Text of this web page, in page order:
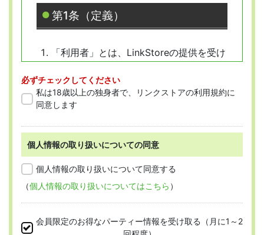
第1条（定義）
「利用者」とは、LinkStoreの提供を受け
「会員」とは、本規約に従って会員登録
をした人を指します。
第2条 （適用範囲）
本規約は、すべての会員に適用され、登録手
ります。
必ずチェックしてください
私は18歳以上の独身者で、リンクストアの利用規約に
同意します
個人情報の取り扱いについての同意
個人情報の取り扱いについて同意する
（個人情報の取り扱いについてはこちら ）
会員限定のお得なパーティー情報を受け取る（月に1～2